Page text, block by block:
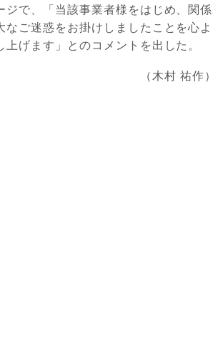
ジで、「当該事業者様をはじめ、関係
なご迷惑をお掛けしましたことを心よ
上げます」とのコメントを出した。
（木村 祐作）